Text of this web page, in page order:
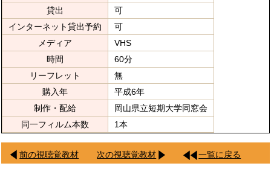
貸出
可
インターネット貸出予約
可
メディア
VHS
時間
60分
リーフレット
無
購入年
平成6年
制作・配給
岡山県立短期大学同窓会
同一フィルム本数
1本
前の視聴覚教材 次の視聴覚教材 一覧に戻る